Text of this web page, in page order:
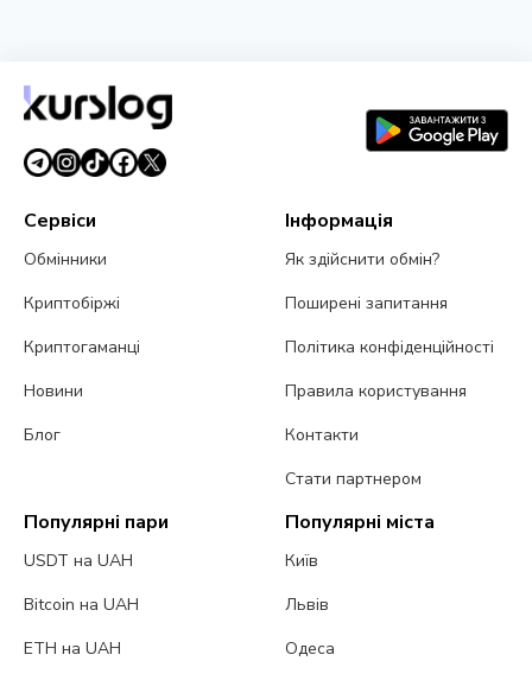
JPMorgan
4 серпня 2026 р.5 хв читання
Сервіси
Обмінники
Криптобіржі
Криптогаманці
Новини
Блог
Інформація
Як здійснити обмін?
Поширені запитання
Політика конфіденційності
Правила користування
Контакти
Стати партнером
Популярні пари
USDT на UAH
Bitcoin на UAH
ETH на UAH
Популярні міста
Київ
Львів
Одеса